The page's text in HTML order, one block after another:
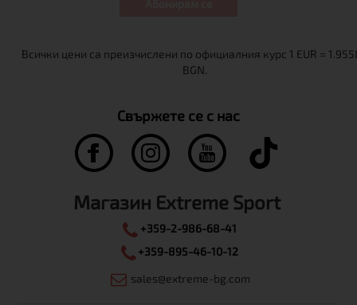
Свържете се с нас
Магазин Extreme Sport
+359-2-986-68-41
+359-895-46-10-12
sales@extreme-bg.com